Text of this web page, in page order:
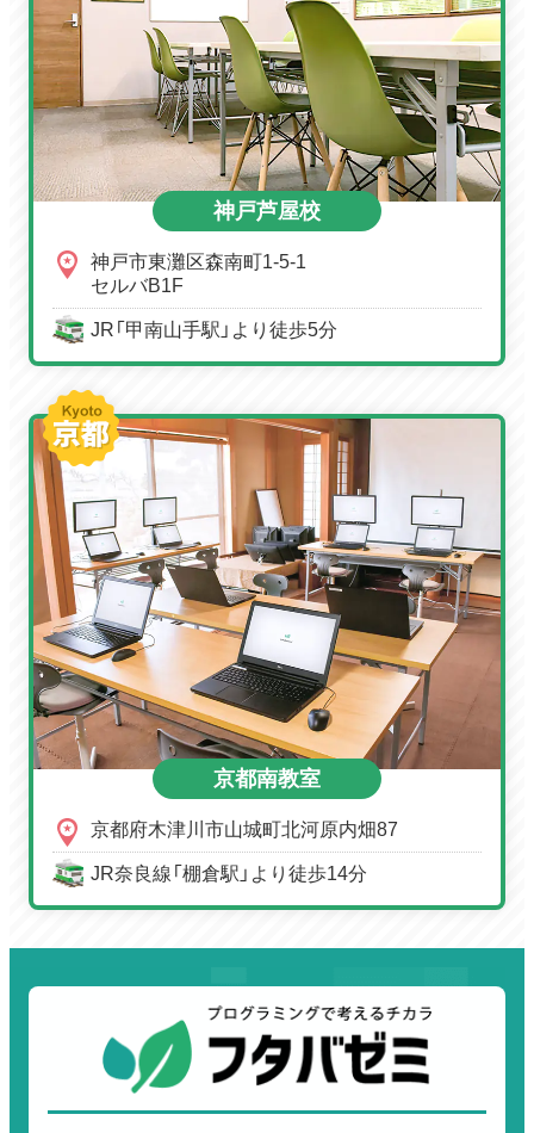
神戸芦屋校
神戸市東灘区森南町1-5-1
セルバB1F
JR「甲南山手駅」より徒歩5分
京都南教室
京都府木津川市山城町北河原内畑87
JR奈良線「棚倉駅」より徒歩14分